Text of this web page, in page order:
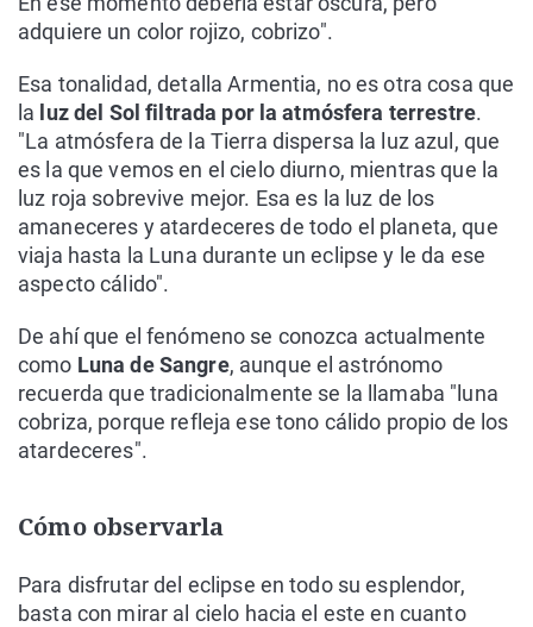
adquiere un color rojizo, cobrizo".
Esa tonalidad, detalla Armentia, no es otra cosa que
la luz del Sol filtrada por la atmósfera terrestre.
"La atmósfera de la Tierra dispersa la luz azul, que
es la que vemos en el cielo diurno, mientras que la
luz roja sobrevive mejor. Esa es la luz de los
amaneceres y atardeceres de todo el planeta, que
viaja hasta la Luna durante un eclipse y le da ese
aspecto cálido".
De ahí que el fenómeno se conozca actualmente
como Luna de Sangre, aunque el astrónomo
recuerda que tradicionalmente se la llamaba "luna
cobriza, porque refleja ese tono cálido propio de los
atardeceres".
Cómo observarla
Para disfrutar del eclipse en todo su esplendor,
basta con mirar al cielo hacia el este en cuanto